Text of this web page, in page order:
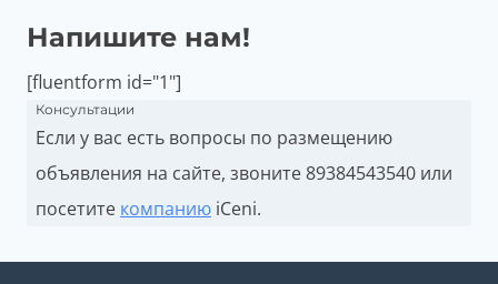
Напишите нам!
[fluentform id="1"]
Консультации
Если у вас есть вопросы по размещению
объявления на сайте, звоните89384543540 или
посетите компанию iCeni.